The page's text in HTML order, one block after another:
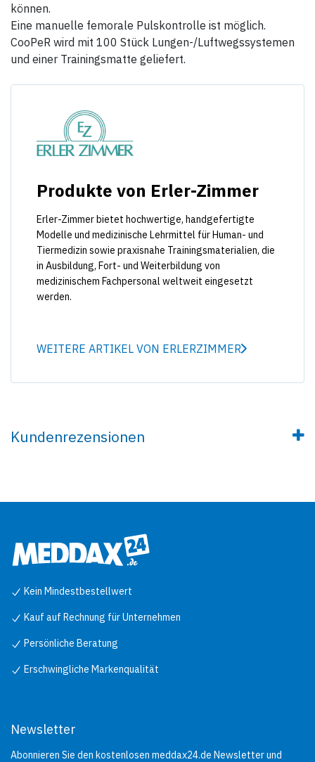
können.
Eine manuelle femorale Pulskontrolle ist möglich.
CooPeR wird mit 100 Stück Lungen-/Luftwegssystemen
und einer Trainingsmatte geliefert.
Produkte von Erler-Zimmer
Erler-Zimmer bietet hochwertige, handgefertigte
Modelle und medizinische Lehrmittel für Human- und
Tiermedizin sowie praxisnahe Trainingsmaterialien, die
in Ausbildung, Fort- und Weiterbildung von
medizinischem Fachpersonal weltweit eingesetzt
werden.
WEITERE ARTIKEL VON ERLERZIMMER
Kundenrezensionen
Kein Mindestbestellwert
Kauf auf Rechnung für Unternehmen
Persönliche Beratung
Erschwingliche Markenqualität
Newsletter
Abonnieren Sie den kostenlosen meddax24.de Newsletter und